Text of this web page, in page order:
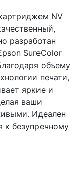
NV
разработан
SureColor
объему
печати,
яркие и
ваши
Идеален
к безупречному